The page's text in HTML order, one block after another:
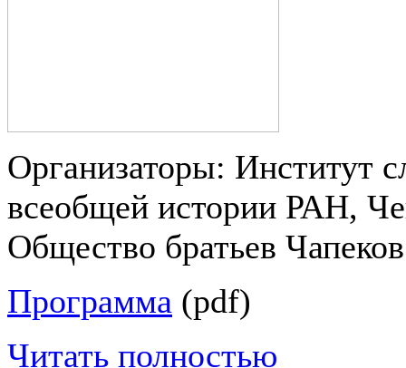
Организаторы: Институт
всеобщей истории РАН,
Общество братьев
Программа (pdf)
Читать полностью